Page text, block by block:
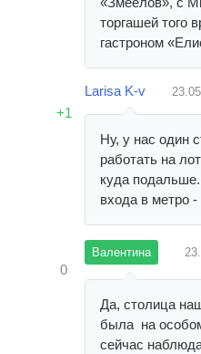
торгашей того
гастроном
+1
Larisa K-v
Ну, у нас один
работать на
куда
входа в метро -
0
Валентина
Да, столица
была на
сейчас